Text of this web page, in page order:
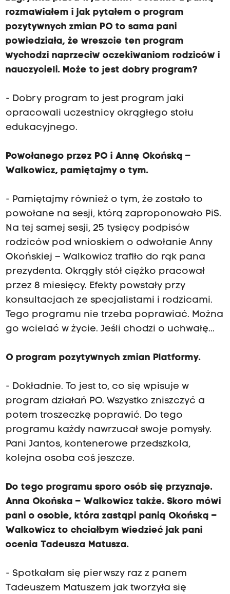
rozmawiałem i jak pytałem o program
pozytywnych zmian PO to sama pani
powiedziała, że wreszcie ten program
wychodzi naprzeciw oczekiwaniom rodziców i
nauczycieli. Może to jest dobry program?
- Dobry program to jest program jaki
opracowali uczestnicy okrągłego stołu
edukacyjnego.
Powołanego przez PO i Annę Okońską –
Walkowicz, pamiętajmy o tym.
- Pamiętajmy również o tym, że zostało to
powołane na sesji, którą zaproponowało PiS.
Na tej samej sesji, 25 tysięcy podpisów
rodziców pod wnioskiem o odwołanie Anny
Okońskiej – Walkowicz trafiło do rąk pana
prezydenta. Okrągły stół ciężko pracował
przez 8 miesięcy. Efekty powstały przy
konsultacjach ze specjalistami i rodzicami.
Tego programu nie trzeba poprawiać. Można
go wcielać w życie. Jeśli chodzi o uchwałę...
O program pozytywnych zmian Platformy.
- Dokładnie. To jest to, co się wpisuje w
program działań PO. Wszystko zniszczyć a
potem troszeczkę poprawić. Do tego
programu każdy nawrzucał swoje pomysły.
Pani Jantos, kontenerowe przedszkola,
kolejna osoba coś jeszcze.
Do tego programu sporo osób się przyznaje.
Anna Okońska – Walkowicz także. Skoro mówi
pani o osobie, która zastąpi panią Okońską –
Walkowicz to chciałbym wiedzieć jak pani
ocenia Tadeusza Matusza.
- Spotkałam się pierwszy raz z panem
Tadeuszem Matuszem jak tworzyła się